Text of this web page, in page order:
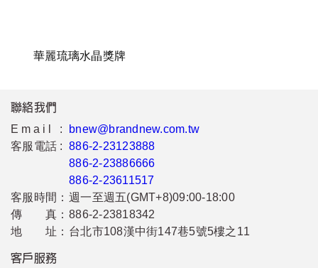
華麗琉璃水晶獎牌
聯絡我們
Email :
bnew@brandnew.com.tw
客服電話 : 886-2-23123888
886-2-23886666
886-2-23611517
客服時間： 週一至週五(GMT+8)09:00-18:00
傳 真： 886-2-23818342
地 址： 台北市108漢中街147巷5號5樓之11
客戶服務